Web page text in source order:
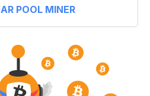
POOL MINER